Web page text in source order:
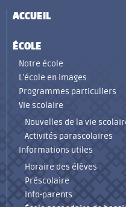
ACCUEIL
ÉCOLE
Notre école
L’école en images
Programmes particuliers
Vie scolaire
Nouvelles de la vie
Activités parascolaires
Informations utiles
Horaire des élèves
Préscolaire
Info-parents